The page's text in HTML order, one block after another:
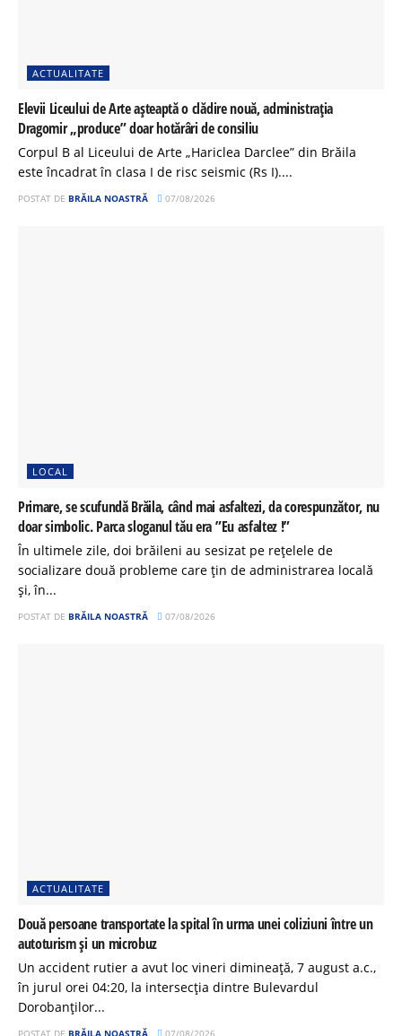
ACTUALITATE
Elevii Liceului de Arte așteaptă o clădire nouă, administrația
Dragomir „produce” doar hotărâri de consiliu
Corpul B al Liceului de Arte „Hariclea Darclee” din Brăila
este încadrat în clasa I de risc seismic (Rs I)....
POSTAT DE BRĂILA NOASTRĂ 07/08/2026
LOCAL
Primare, se scufundă Brăila, când mai asfaltezi, da corespunzător, nu
doar simbolic. Parca sloganul tău era ”Eu asfaltez !”
În ultimele zile, doi brăileni au sesizat pe rețelele de
socializare două probleme care țin de administrarea locală
și, în...
POSTAT DE BRĂILA NOASTRĂ 07/08/2026
ACTUALITATE
Două persoane transportate la spital în urma unei coliziuni între un
autoturism și un microbuz
Un accident rutier a avut loc vineri dimineață, 7 august a.c.,
în jurul orei 04:20, la intersecția dintre Bulevardul
Dorobanților...